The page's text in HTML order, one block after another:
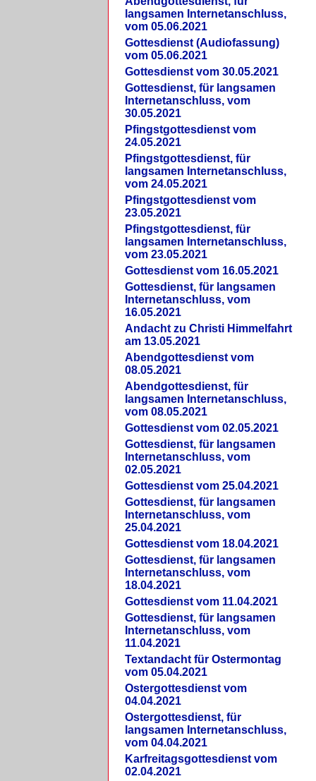
langsamen Internetanschluss,
vom 05.06.2021
Gottesdienst (Audiofassung)
vom 05.06.2021
Gottesdienst vom 30.05.2021
Gottesdienst, für langsamen
Internetanschluss, vom
30.05.2021
Pfingstgottesdienst vom
24.05.2021
Pfingstgottesdienst, für
langsamen Internetanschluss,
vom 24.05.2021
Pfingstgottesdienst vom
23.05.2021
Pfingstgottesdienst, für
langsamen Internetanschluss,
vom 23.05.2021
Gottesdienst vom 16.05.2021
Gottesdienst, für langsamen
Internetanschluss, vom
16.05.2021
Andacht zu Christi Himmelfahrt
am 13.05.2021
Abendgottesdienst vom
08.05.2021
Abendgottesdienst, für
langsamen Internetanschluss,
vom 08.05.2021
Gottesdienst vom 02.05.2021
Gottesdienst, für langsamen
Internetanschluss, vom
02.05.2021
Gottesdienst vom 25.04.2021
Gottesdienst, für langsamen
Internetanschluss, vom
25.04.2021
Gottesdienst vom 18.04.2021
Gottesdienst, für langsamen
Internetanschluss, vom
18.04.2021
Gottesdienst vom 11.04.2021
Gottesdienst, für langsamen
Internetanschluss, vom
11.04.2021
Textandacht für Ostermontag
vom 05.04.2021
Ostergottesdienst vom
04.04.2021
Ostergottesdienst, für
langsamen Internetanschluss,
vom 04.04.2021
Karfreitagsgottesdienst vom
02.04.2021